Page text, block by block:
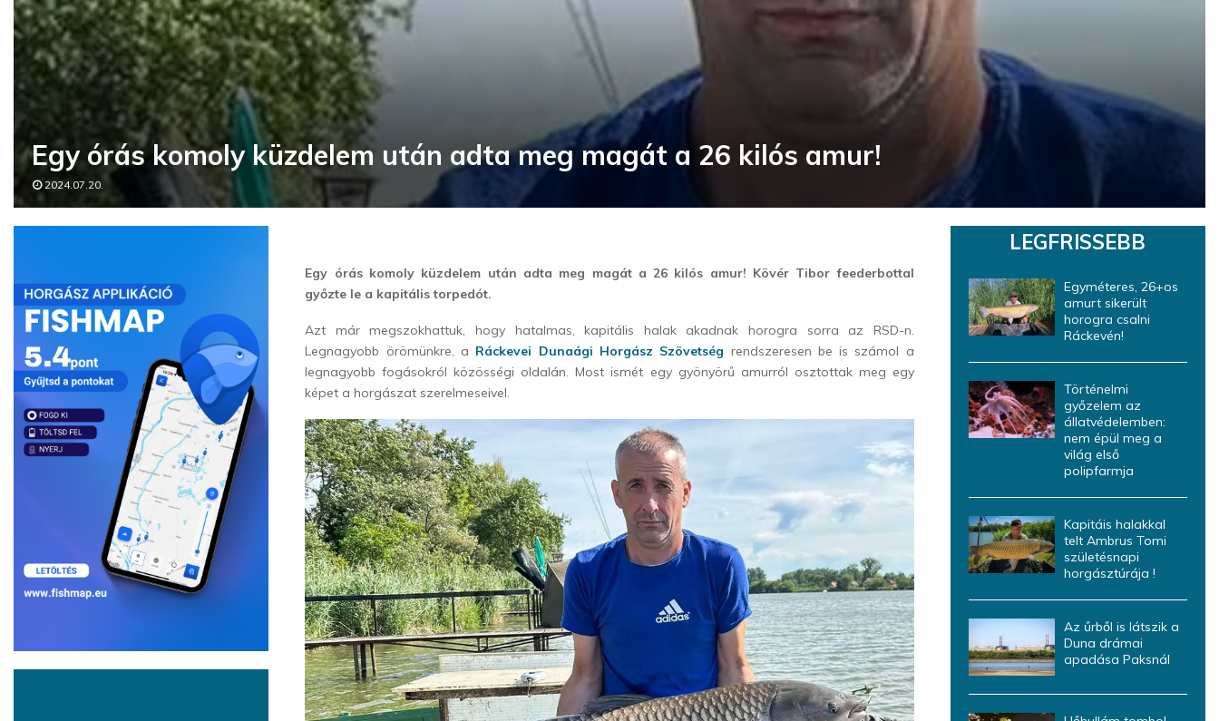
Egy órás komoly küzdelem után adta meg magát a 26 kilós amur!
2024.07.20.
Egy órás komoly küzdelem után adta meg magát a 26 kilós amur! Kövér Tibor feederbottal
győzte le a kapitális torpedót.
Azt már megszokhattuk, hogy hatalmas, kapitális halak akadnak horogra sorra az RSD-n.
Legnagyobb örömünkre, a Ráckevei Dunaági Horgász Szövetség rendszeresen be is számol a
legnagyobb fogásokról közösségi oldalán. Most ismét egy gyönyörű amurról osztottak meg egy
képet a horgászat szerelmeseivel.
LEGFRISSEBB
Egyméteres, 26+os
amurt sikerült
horogra csalni
Ráckevén!
Történelmi
győzelem az
állatvédelemben:
nem épül meg a
világ első
polipfarmja
Kapitáis halakkal
telt Ambrus Tomi
születésnapi
horgásztúrája !
Az űrből is látszik a
Duna drámai
apadása Paksnál